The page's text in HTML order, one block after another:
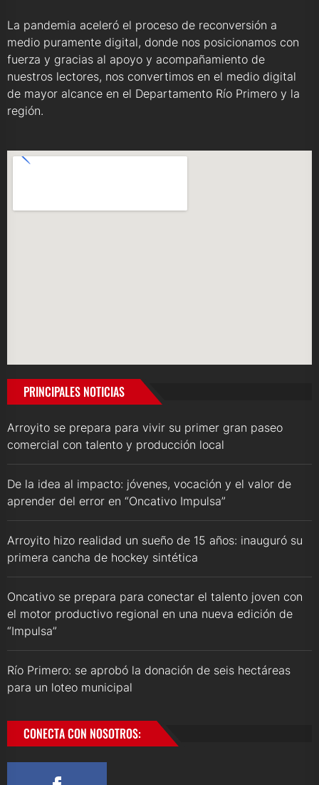
La pandemia aceleró el proceso de reconversión a
medio puramente digital, donde nos posicionamos con
fuerza y gracias al apoyo y acompañamiento de
nuestros lectores, nos convertimos en el medio digital
de mayor alcance en el Departamento Río Primero y la
región.
PRINCIPALES NOTICIAS
Arroyito se prepara para vivir su primer gran paseo
comercial con talento y producción local
De la idea al impacto: jóvenes, vocación y el valor de
aprender del error en “Oncativo Impulsa”
Arroyito hizo realidad un sueño de 15 años: inauguró su
primera cancha de hockey sintética
Oncativo se prepara para conectar el talento joven con
el motor productivo regional en una nueva edición de
“Impulsa”
Río Primero: se aprobó la donación de seis hectáreas
para un loteo municipal
CONECTA CON NOSOTROS: